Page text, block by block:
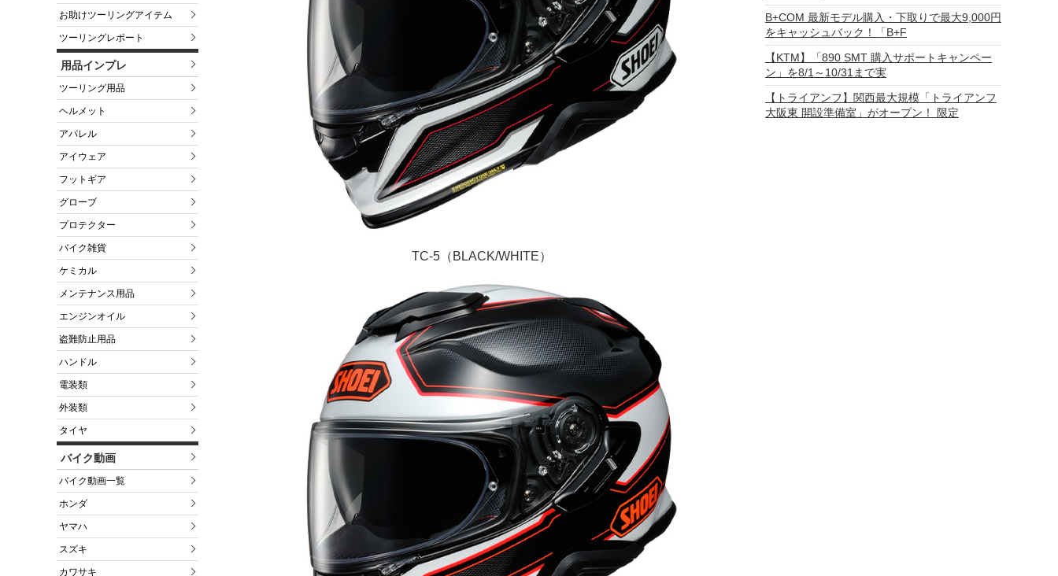
お助けツーリングアイテム
ツーリングレポート
用品インプレ
ツーリング用品
ヘルメット
アパレル
アイウェア
フットギア
グローブ
プロテクター
バイク雑貨
ケミカル
メンテナンス用品
エンジンオイル
盗難防止用品
ハンドル
電装類
外装類
タイヤ
バイク動画
バイク動画一覧
ホンダ
ヤマハ
スズキ
カワサキ
TC-5（BLACK/WHITE）
B+COM 最新モデル購入・下取りで最大9,000円
をキャッシュバック！「B+F
【KTM】「890 SMT 購入サポートキャンペー
ン」を8/1～10/31まで実
【トライアンフ】関西最大規模「トライアンフ
大阪東 開設準備室」がオープン！ 限定